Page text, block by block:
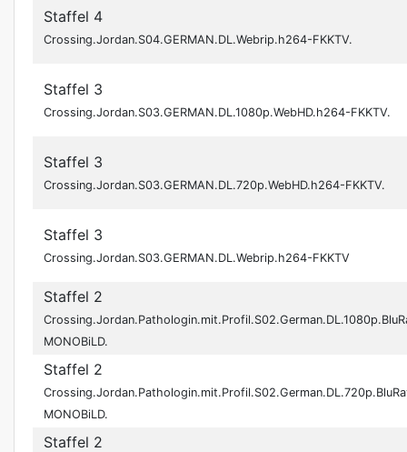
Staffel 4
Crossing.Jordan.S04.GERMAN.DL.Webrip.h264-FKKTV.
Staffel 3
Crossing.Jordan.S03.GERMAN.DL.1080p.WebHD.h264-FKKTV.
Staffel 3
Crossing.Jordan.S03.GERMAN.DL.720p.WebHD.h264-FKKTV.
Staffel 3
Crossing.Jordan.S03.GERMAN.DL.Webrip.h264-FKKTV
Staffel 2
MONOBiLD.
Staffel 2
MONOBiLD.
Staffel 2